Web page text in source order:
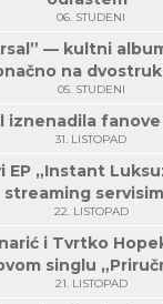
06. STUDENI
— kultni
na
05. STUDENI
iznenadila
31. LISTOPAD
EP „Instant
streaming
22. LISTOPAD
i Tvrtko
singlu
21. LISTOPAD